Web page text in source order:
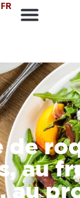
FR
de
au
au